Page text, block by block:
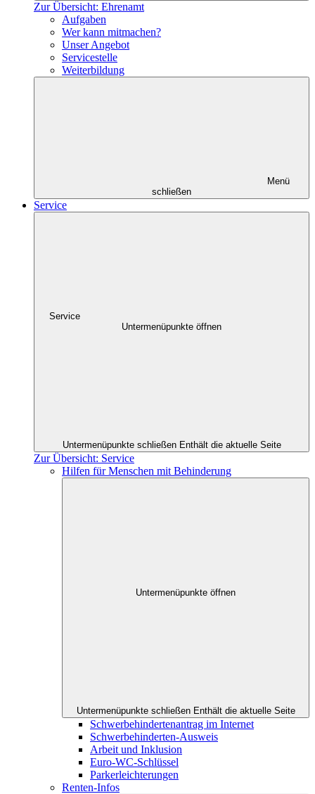
Zur Übersicht: Ehrenamt
Aufgaben
Wer kann mitmachen?
Unser Angebot
Servicestelle
Weiterbildung
Menü
schließen
Service
Service
Untermenüpunkte öffnen
Untermenüpunkte schließen Enthält die aktuelle Seite
Zur Übersicht: Service
Hilfen für Menschen mit Behinderung
Untermenüpunkte öffnen
Untermenüpunkte schließen Enthält die aktuelle Seite
Schwerbehindertenantrag im Internet
Schwerbehinderten-Ausweis
Arbeit und Inklusion
Euro-WC-Schlüssel
Parkerleichterungen
Renten-Infos